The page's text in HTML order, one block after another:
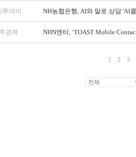
투데이 NH농협은행, AI와 말로 상담 'AI
경제 NHN엔터, ‘TOAST Mobile
1 2 3